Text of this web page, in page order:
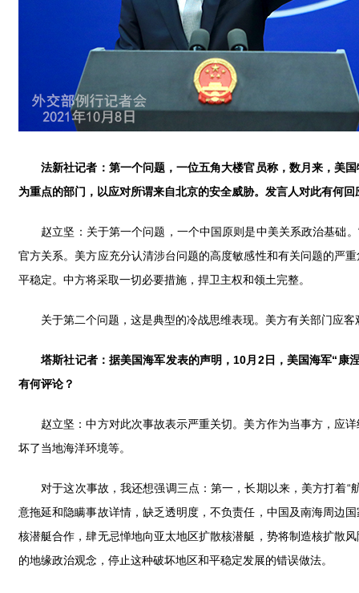
法新社记者：第一个问题，一位五角大楼官员称，数月来，美
为重点的部门，以应对所谓来自北京的安全威胁。发言人对此有何回
赵立坚：关于第一个问题，一个中国原则是中美关系政治基础。
官方关系。美方应充分认清涉台问题的高度敏感性和有关问题的严
平稳定。中方将采取一切必要措施，捍卫主权和领土完整。
关于第二个问题，这是典型的冷战思维表现。美方有关部门应客
塔斯社记者：据美国海军发表的声明， 10月2日，美国海军“康
有何评论？
赵立坚：中方对此次事故表示严重关切。美方作为当事方，应详
坏了当地海洋环境等。
对于这次事故，我还想强调三点：第一，长期以来，美方打着“
意拖延和隐瞒事故详情，缺乏透明度，不负责任，中国及南海周边
核潜艇合作，肆无忌惮地向亚太地区扩散核潜艇，势将制造核扩散
的地缘政治观念，停止这种破坏地区和平稳定发展的错误做法。